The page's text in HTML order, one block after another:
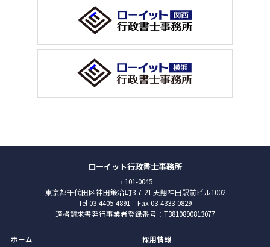
ローイット行政書士事務所
〒101-0045
東京都千代田区神田鍛冶町3-7-21 天翔神田駅前ビル1002
Tel 03-4405-4891 Fax 03-4333-0829
適格請求書発行事業者登録番号：T3810890813077
ホーム 採用情報